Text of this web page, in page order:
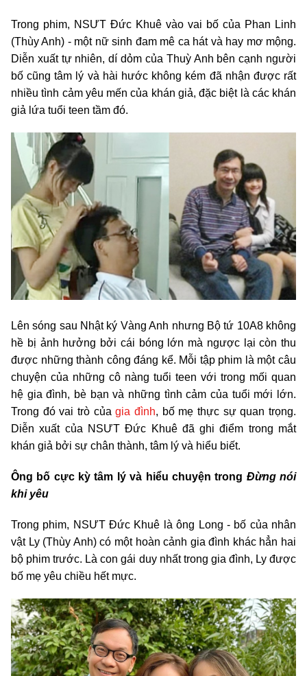
Trong phim, NSƯT Đức Khuê vào vai bố của Phan Linh
(Thùy Anh) - một nữ sinh đam mê ca hát và hay mơ mộng.
Diễn xuất tự nhiên, dí dỏm của Thuỳ Anh bên cạnh người
bố cũng tâm lý và hài hước không kém đã nhận được rất
nhiều tình cảm yêu mến của khán giả, đặc biệt là các khán
giả lứa tuổi teen tầm đó.
Lên sóng sau Nhật ký Vàng Anh nhưng Bộ tứ 10A8 không
hề bị ảnh hưởng bởi cái bóng lớn mà ngược lại còn thu
được những thành công đáng kể. Mỗi tập phim là một câu
chuyện của những cô nàng tuổi teen với trong mối quan
hệ gia đình, bè bạn và những tình cảm của tuổi mới lớn.
Trong đó vai trò củagia đình, bố mẹ thực sự quan trọng.
Diễn xuất của NSƯT Đức Khuê đã ghi điểm trong mắt
khán giả bởi sự chân thành, tâm lý và hiểu biết.
Ông bố cực kỳ tâm lý và hiểu chuyện trong Đừng nói
khi yêu
Trong phim, NSƯT Đức Khuê là ông Long - bố của nhân
vật Ly (Thùy Anh) có một hoàn cảnh gia đình khác hẳn hai
bộ phim trước. Là con gái duy nhất trong gia đình, Ly được
bố mẹ yêu chiều hết mực.